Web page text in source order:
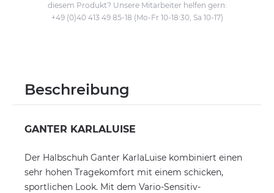
diesem Produkt? Unsere Mitarbeiter helfen gern:
+49 (0)40 413 49 85-18 (Mo-Fr 10-18:30, Sa 10-17)
Beschreibung
GANTER KARLALUISE
Der Halbschuh Ganter KarlaLuise kombiniert einen
sehr hohen Tragekomfort mit einem schicken,
sportlichen Look. Mit dem Vario-Sensitiv-